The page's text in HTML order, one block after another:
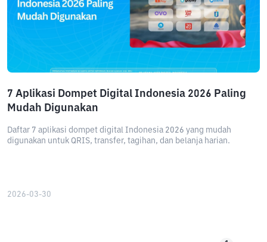
7 Aplikasi Dompet Digital Indonesia 2026 Paling
Mudah Digunakan
Daftar 7 aplikasi dompet digital Indonesia 2026 yang mudah
digunakan untuk QRIS, transfer, tagihan, dan belanja harian.
2026-03-30